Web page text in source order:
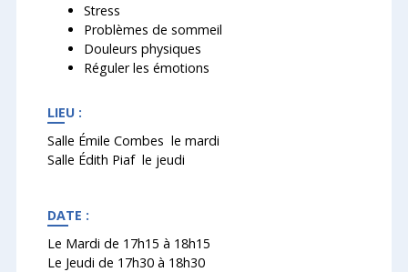
Stress
Problèmes de sommeil
Douleurs physiques
Réguler les émotions
LIEU :
Salle Émile Combes le mardi
Salle Édith Piaf le jeudi
DATE :
Le Mardi de 17h15 à 18h15
Le Jeudi de 17h30 à 18h30